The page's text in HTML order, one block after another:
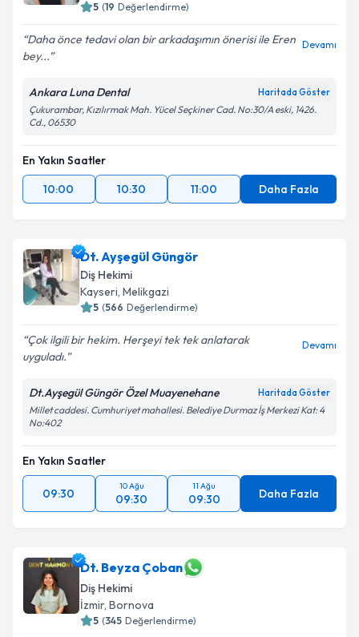
5 (19 Değerlendirme)
Daha önce tedavi olan bir arkadaşımın önerisi ile Eren
bey...
Devamı
Ankara Luna Dental Haritada Göster
Çukurambar, Kızılırmak Mah. Yücel Seçkiner Cad. No:30/A eski, 1426.
Cd., 06530
En Yakın Saatler
10:00
10:30 11:00 Daha Fazla
Dt. Ayşegül Güngör
Diş Hekimi
Kayseri, Melikgazi
5 (566 Değerlendirme)
Çok ilgili bir hekim. Herşeyi tek tek anlatarak
uyguladı.
Devamı
Dt.Ayşegül Güngör Özel Muayenehane Haritada Göster
Millet caddesi. Cumhuriyet mahallesi. Belediye Durmaz İş Merkezi Kat: 4
No:402
En Yakın Saatler
09:30
10 Ağu
09:30
11 Ağu
09:30 Daha Fazla
Dt. Beyza Çoban
Diş Hekimi
İzmir, Bornova
5 (345 Değerlendirme)